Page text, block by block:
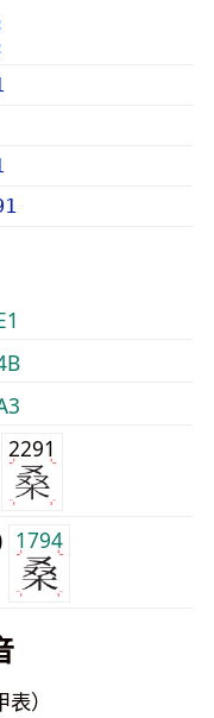
2291
1794
表）